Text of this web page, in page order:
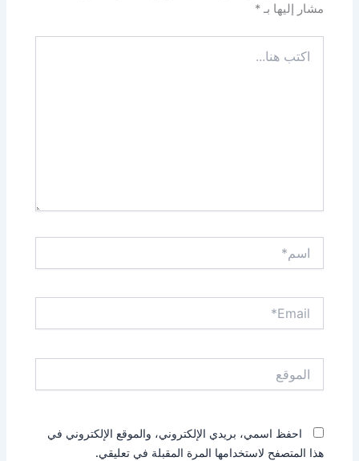
مشار إليها بـ*
هنا...
احفظ اسمي، بريدي الإلكتروني، والموقع الإلكتروني في
هذا المتصفح لاستخدامها المرة المقبلة في تعليقي.